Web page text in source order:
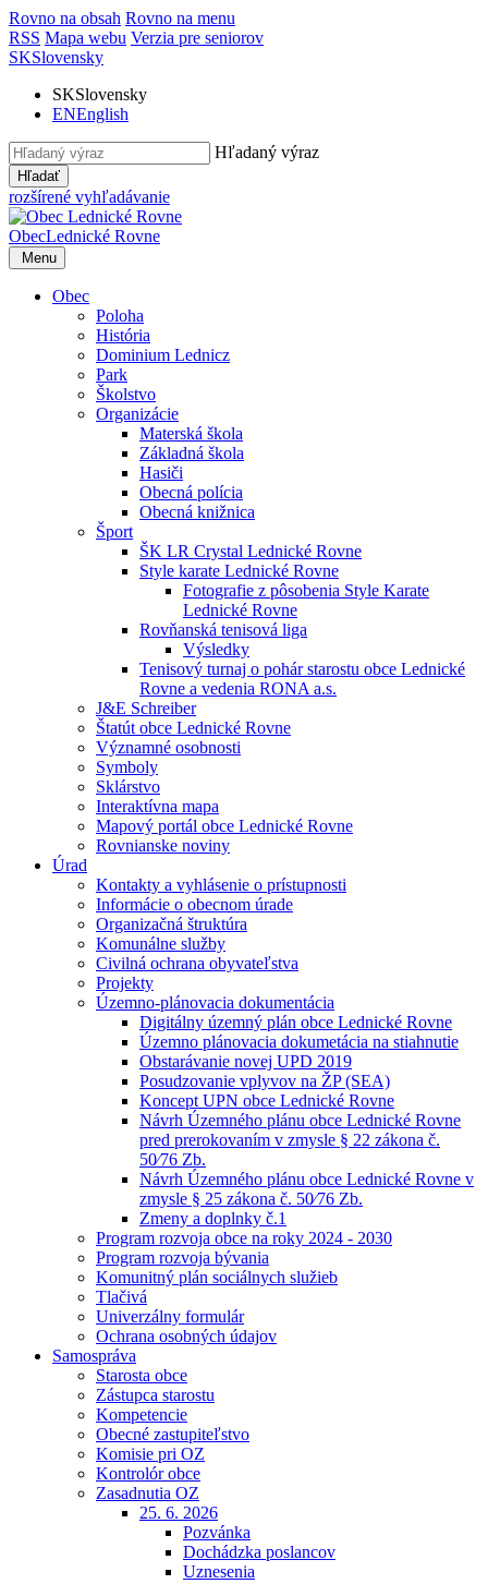
Rovno na obsah Rovno na menu
RSS Mapa webu Verzia pre seniorov
SKSlovensky
SKSlovensky
ENEnglish
Hľadaný výraz
Hľadať
rozšírené vyhľadávanie
ObecLednické Rovne
Menu
Obec
Poloha
História
Dominium Lednicz
Park
Školstvo
Organizácie
Materská škola
Základná škola
Hasiči
Obecná polícia
Obecná knižnica
Šport
ŠK LR Crystal Lednické Rovne
Style karate Lednické Rovne
Fotografie z pôsobenia Style Karate
Lednické Rovne
Rovňanská tenisová liga
Výsledky
Tenisový turnaj o pohár starostu obce Lednické
Rovne a vedenia RONA a.s.
J&E Schreiber
Štatút obce Lednické Rovne
Významné osobnosti
Symboly
Sklárstvo
Interaktívna mapa
Mapový portál obce Lednické Rovne
Rovnianske noviny
Úrad
Kontakty a vyhlásenie o prístupnosti
Informácie o obecnom úrade
Organizačná štruktúra
Komunálne služby
Civilná ochrana obyvateľstva
Projekty
Územno-plánovacia dokumentácia
Digitálny územný plán obce Lednické Rovne
Územno plánovacia dokumetácia na stiahnutie
Obstarávanie novej UPD 2019
Posudzovanie vplyvov na ŽP (SEA)
Koncept UPN obce Lednické Rovne
Návrh Územného plánu obce Lednické Rovne
pred prerokovaním v zmysle § 22 zákona č.
50⁄76 Zb.
Návrh Územného plánu obce Lednické Rovne v
zmysle § 25 zákona č. 50⁄76 Zb.
Zmeny a doplnky č.1
Program rozvoja obce na roky 2024 - 2030
Program rozvoja bývania
Komunitný plán sociálnych služieb
Tlačivá
Univerzálny formulár
Ochrana osobných údajov
Samospráva
Starosta obce
Zástupca starostu
Kompetencie
Obecné zastupiteľstvo
Komisie pri OZ
Kontrolór obce
Zasadnutia OZ
25. 6. 2026
Pozvánka
Dochádzka poslancov
Uznesenia